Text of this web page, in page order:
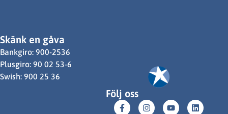
Skänk en gåva
Bankgiro: 900-2536
Plusgiro: 90 02 53-6
Swish: 900 25 36
Följ oss